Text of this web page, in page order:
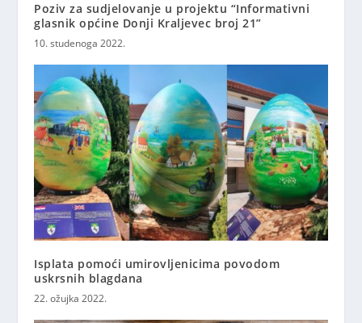
Poziv za sudjelovanje u projektu “Informativni
glasnik općine Donji Kraljevec broj 21”
10. studenoga 2022.
Isplata pomoći umirovljenicima povodom
uskrsnih blagdana
22. ožujka 2022.